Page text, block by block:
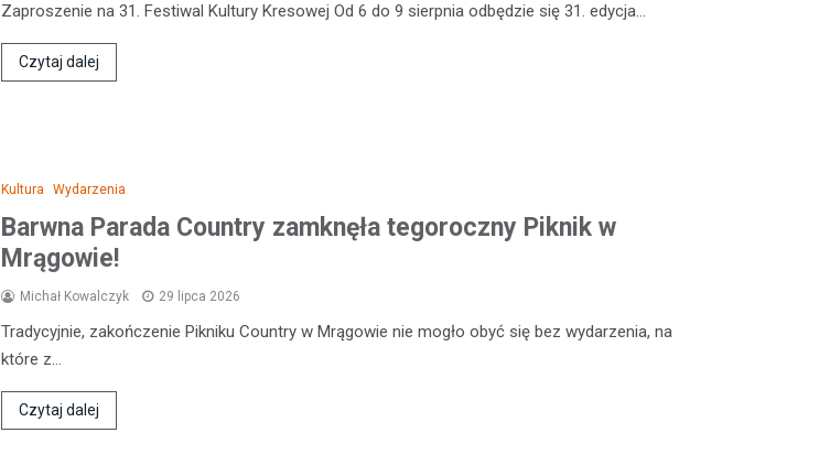
Zaproszenie na 31. Festiwal Kultury Kresowej Od 6 do 9 sierpnia odbędzie się 31. edycja…
Czytaj dalej
Kultura Wydarzenia
Barwna Parada Country zamknęła tegoroczny Piknik w
Mrągowie!
Michał Kowalczyk 29 lipca 2026
Tradycyjnie, zakończenie Pikniku Country w Mrągowie nie mogło obyć się bez wydarzenia, na
które z…
Czytaj dalej